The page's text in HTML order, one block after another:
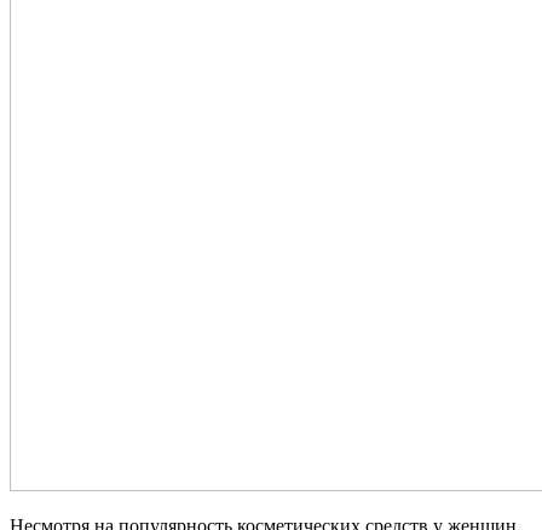
Несмотря на популярность косметических средств у женщин,